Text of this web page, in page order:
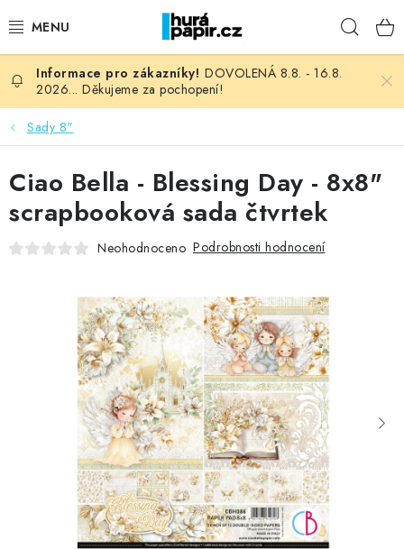
na
NOVINKY
HURÁ DÍLNA
VŠECHNO ZBOŽÍ
KNIHAŘSKÝ MATERIÁL
OBLÍBENÉ ♥️
FOTORECENZE
MOJE OBJEDNÁVKA
Kontakty Moje objednávka
Oblíbené ♥️
Hodnocení obchodu
Obchodní podmínky
DOVOLENÁ 8.8. - 16.8.
2026... Děkujeme za pochopení!
Sady 8"
Ciao Bella - Blessing Day - 8x8"
scrapbooková sada čtvrtek
Neohodnoceno Podrobnosti hodnocení